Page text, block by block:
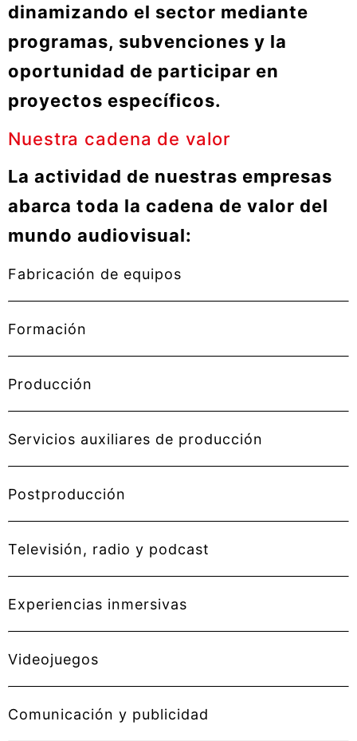
dinamizando el sector mediante
programas, subvenciones y la
oportunidad de participar en
proyectos específicos.
Nuestra cadena de valor
La actividad de nuestras empresas
abarca toda la cadena de valor del
mundo audiovisual:
Fabricación de equipos
Formación
Producción
Servicios auxiliares de producción
Postproducción
Televisión, radio y podcast
Experiencias inmersivas
Videojuegos
Comunicación y publicidad